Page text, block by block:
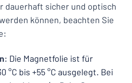
dauerhaft sicher und optisch
können, beachten Sie
: Die Magnetfolie ist für
°C bis +55 °C ausgelegt. Bei